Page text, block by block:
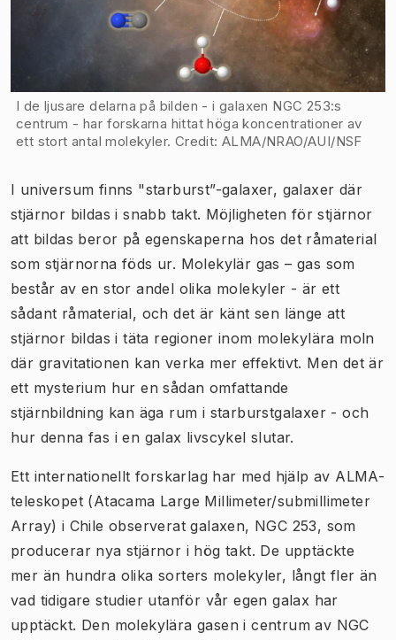
I de ljusare delarna på bilden - i galaxen NGC 253:s
centrum - har forskarna hittat höga koncentrationer av
ett stort antal molekyler. Credit: ALMA/NRAO/AUI/NSF
I universum finns "starburst”-galaxer, galaxer där
stjärnor bildas i snabb takt. Möjligheten för stjärnor
att bildas beror på egenskaperna hos det råmaterial
som stjärnorna föds ur. Molekylär gas – gas som
består av en stor andel olika molekyler - är ett
sådant råmaterial, och det är känt sen länge att
stjärnor bildas i täta regioner inom molekylära moln
där gravitationen kan verka mer effektivt. Men det är
ett mysterium hur en sådan omfattande
stjärnbildning kan äga rum i starburstgalaxer - och
hur denna fas i en galax livscykel slutar.
Ett internationellt forskarlag har med hjälp av ALMA-
teleskopet (Atacama Large Millimeter/submillimeter
Array) i Chile observerat galaxen, NGC 253, som
producerar nya stjärnor i hög takt. De upptäckte
mer än hundra olika sorters molekyler, långt fler än
vad tidigare studier utanför vår egen galax har
upptäckt. Den molekylära gasen i centrum av NGC